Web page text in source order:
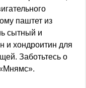
паштет из
сытный и
и хондроитин для
Заботьтесь о